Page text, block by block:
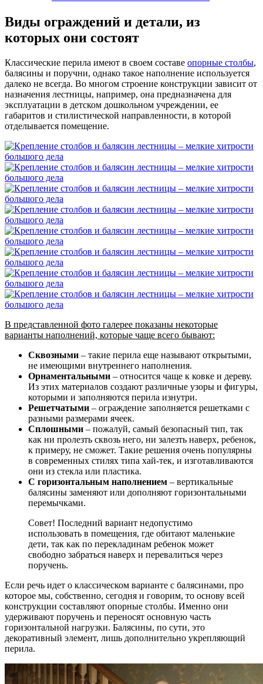
Виды ограждений и детали, из
которых они состоят
Классические перила имеют в своем составе опорные столбы,
балясины и поручни, однако такое наполнение используется
далеко не всегда. Во многом строение конструкции зависит от
назначения лестницы, например, она предназначена для
эксплуатации в детском дошкольном учреждении, ее
габаритов и стилистической направленности, в которой
отделывается помещение.
В представленной фото галерее показаны некоторые
варианты наполнений, которые чаще всего бывают:
Сквозными – такие перила еще называют открытыми,
не имеющими внутреннего наполнения.
Орнаментальными – относится чаще к ковке и дереву.
Из этих материалов создают различные узоры и фигуры,
которыми и заполняются перила изнутри.
Решетчатыми – ограждение заполняется решетками с
разными размерами ячеек.
Сплошными – пожалуй, самый безопасный тип, так
как ни пролезть сквозь него, ни залезть наверх, ребенок,
к примеру, не сможет. Такие решения очень популярны
в современных стилях типа хай-тек, и изготавливаются
они из стекла или пластика.
С горизонтальным наполнением – вертикальные
балясины заменяют или дополняют горизонтальными
перемычками.
Совет! Последний вариант недопустимо
использовать в помещения, где обитают маленькие
дети, так как по перекладинам ребенок может
свободно забраться наверх и перевалиться через
поручень.
Если речь идет о классическом варианте с балясинами, про
которое мы, собственно, сегодня и говорим, то основу всей
конструкции составляют опорные столбы. Именно они
удерживают поручень и переносят основную часть
горизонтальной нагрузки. Балясины, по сути, это
декоративный элемент, лишь дополнительно укрепляющий
перила.